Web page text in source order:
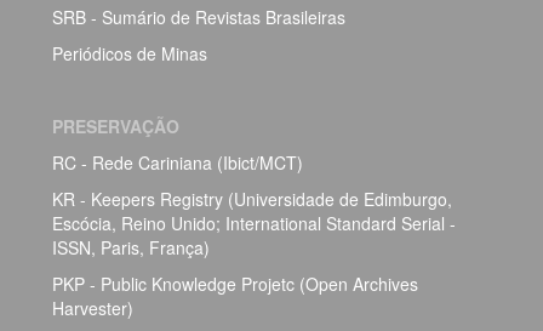
SRB - Sumário de Revistas Brasileiras
Periódicos de Minas
PRESERVAÇÃO
RC - Rede Cariniana (Ibict/MCT)
KR - Keepers Registry (Universidade de Edimburgo,
Escócia, Reino Unido; International Standard Serial -
ISSN, Paris, França)
PKP - Public Knowledge Projetc (Open Archives
Harvester)